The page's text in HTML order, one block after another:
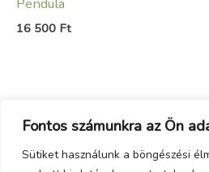
Fontos számunkra az Ön
Sütiket használunk a böngészési
16 500 Ft